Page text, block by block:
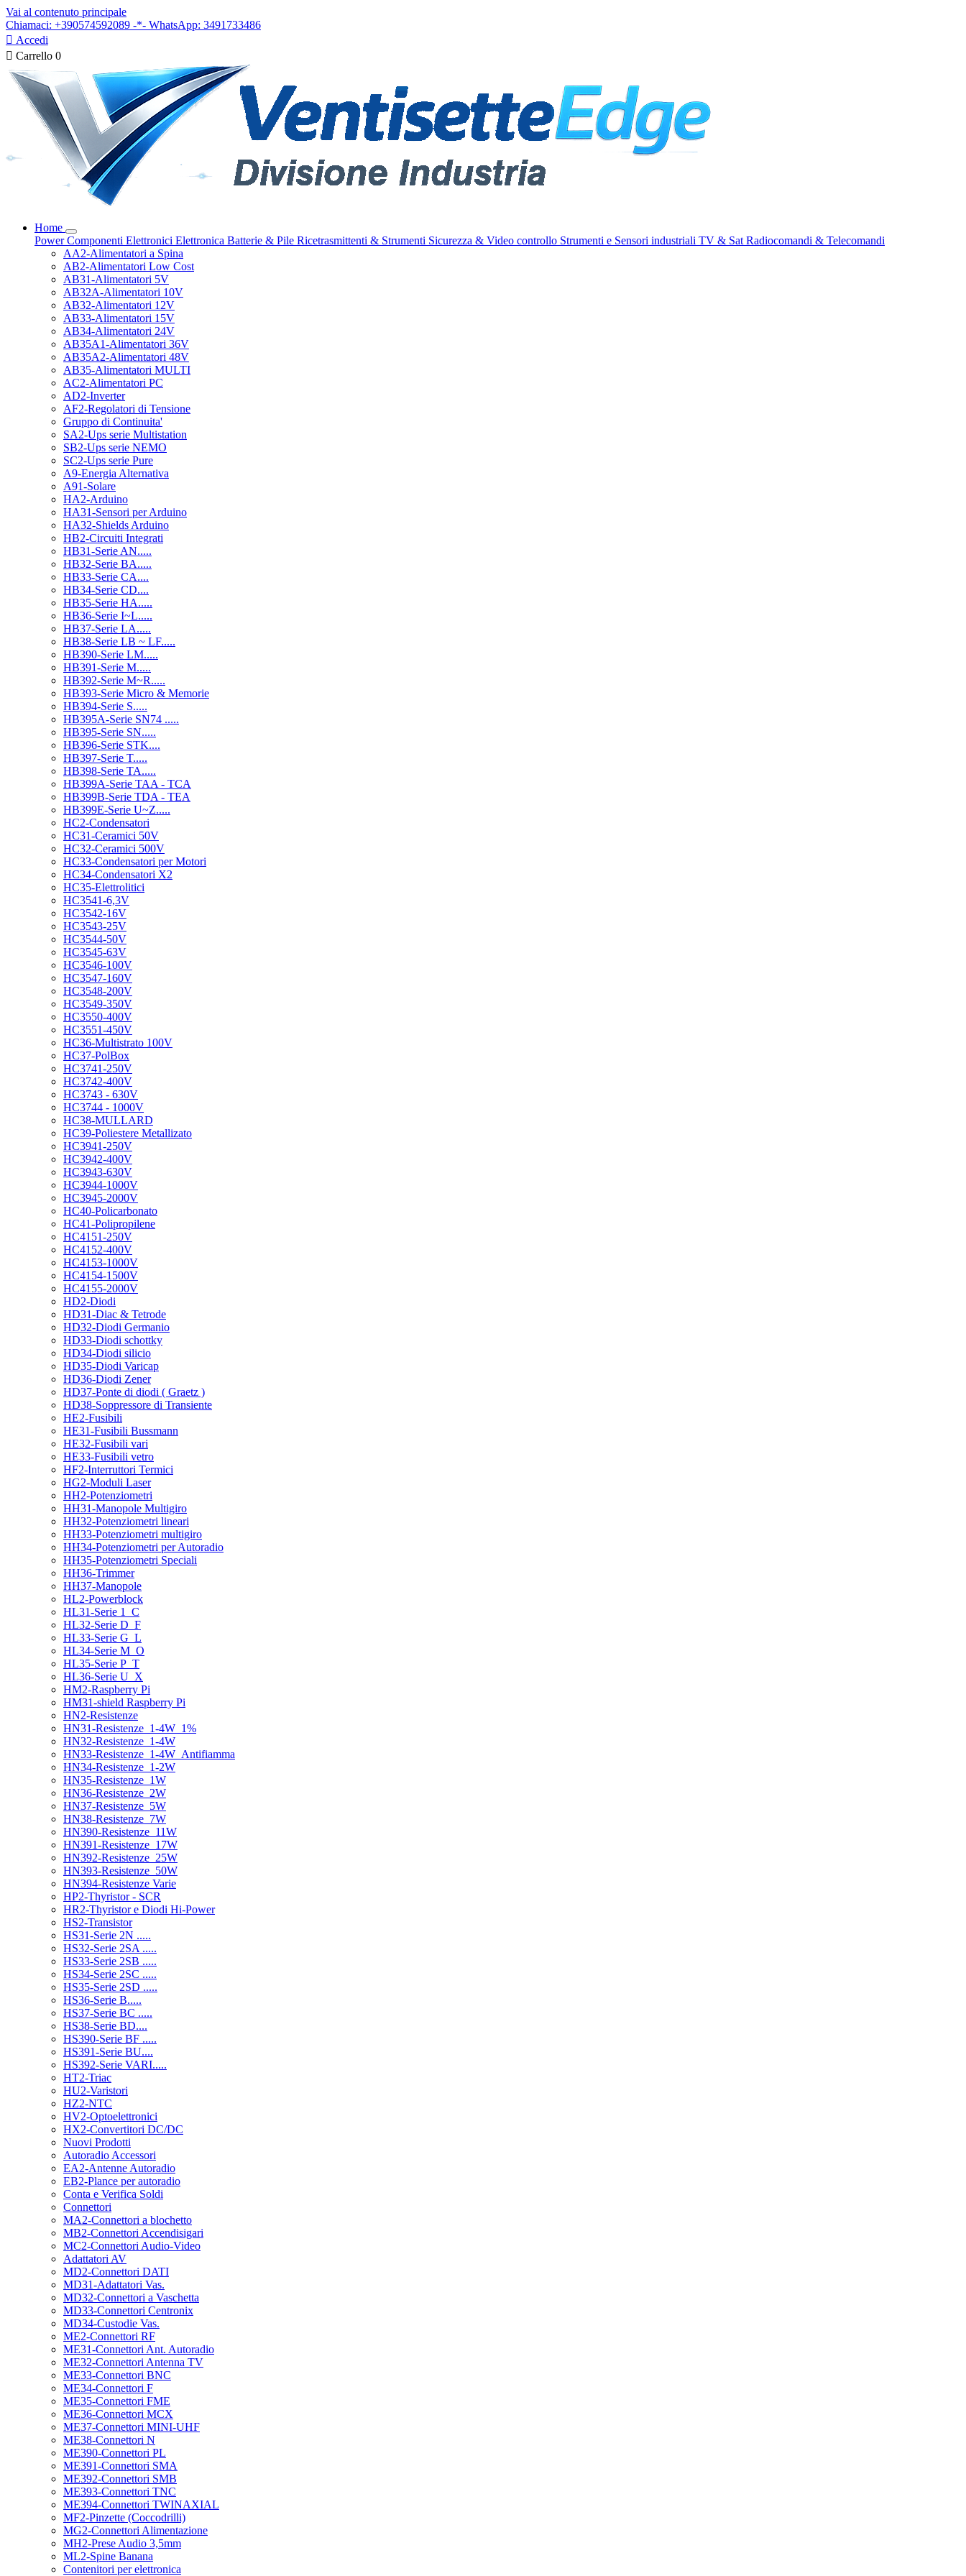
Vai al contenuto principale
Chiamaci: +390574592089 -*- WhatsApp: 3491733486
 Accedi
 Carrello 0
Home
PowerComponenti Elettronici Elettronica Batterie & Pile Ricetrasmittenti & Strumenti Sicurezza & Video controllo Strumenti e Sensori industriali TV & Sat Radiocomandi & Telecomandi
AA2-Alimentatori a Spina
AB2-Alimentatori Low Cost
AB31-Alimentatori 5V
AB32A-Alimentatori 10V
AB32-Alimentatori 12V
AB33-Alimentatori 15V
AB34-Alimentatori 24V
AB35A1-Alimentatori 36V
AB35A2-Alimentatori 48V
AB35-Alimentatori MULTI
AC2-Alimentatori PC
AD2-Inverter
AF2-Regolatori di Tensione
Gruppo di Continuita'
SA2-Ups serie Multistation
SB2-Ups serie NEMO
SC2-Ups serie Pure
A9-Energia Alternativa
A91-Solare
HA2-Arduino
HA31-Sensori per Arduino
HA32-Shields Arduino
HB2-Circuiti Integrati
HB31-Serie AN.....
HB32-Serie BA.....
HB33-Serie CA....
HB34-Serie CD....
HB35-Serie HA.....
HB36-Serie I~L.....
HB37-Serie LA.....
HB38-Serie LB ~ LF.....
HB390-Serie LM.....
HB391-Serie M.....
HB392-Serie M~R.....
HB393-Serie Micro & Memorie
HB394-Serie S.....
HB395A-Serie SN74 .....
HB395-Serie SN.....
HB396-Serie STK....
HB397-Serie T.....
HB398-Serie TA.....
HB399A-Serie TAA - TCA
HB399B-Serie TDA - TEA
HB399E-Serie U~Z.....
HC2-Condensatori
HC31-Ceramici 50V
HC32-Ceramici 500V
HC33-Condensatori per Motori
HC34-Condensatori X2
HC35-Elettrolitici
HC3541-6,3V
HC3542-16V
HC3543-25V
HC3544-50V
HC3545-63V
HC3546-100V
HC3547-160V
HC3548-200V
HC3549-350V
HC3550-400V
HC3551-450V
HC36-Multistrato 100V
HC37-PolBox
HC3741-250V
HC3742-400V
HC3743 - 630V
HC3744 - 1000V
HC38-MULLARD
HC39-Poliestere Metallizato
HC3941-250V
HC3942-400V
HC3943-630V
HC3944-1000V
HC3945-2000V
HC40-Policarbonato
HC41-Polipropilene
HC4151-250V
HC4152-400V
HC4153-1000V
HC4154-1500V
HC4155-2000V
HD2-Diodi
HD31-Diac & Tetrode
HD32-Diodi Germanio
HD33-Diodi schottky
HD34-Diodi silicio
HD35-Diodi Varicap
HD36-Diodi Zener
HD37-Ponte di diodi ( Graetz )
HD38-Soppressore di Transiente
HE2-Fusibili
HE31-Fusibili Bussmann
HE32-Fusibili vari
HE33-Fusibili vetro
HF2-Interruttori Termici
HG2-Moduli Laser
HH2-Potenziometri
HH31-Manopole Multigiro
HH32-Potenziometri lineari
HH33-Potenziometri multigiro
HH34-Potenziometri per Autoradio
HH35-Potenziometri Speciali
HH36-Trimmer
HH37-Manopole
HL2-Powerblock
HL31-Serie 1_C
HL32-Serie D_F
HL33-Serie G_L
HL34-Serie M_O
HL35-Serie P_T
HL36-Serie U_X
HM2-Raspberry Pi
HM31-shield Raspberry Pi
HN2-Resistenze
HN31-Resistenze_1-4W_1%
HN32-Resistenze_1-4W
HN33-Resistenze_1-4W_Antifiamma
HN34-Resistenze_1-2W
HN35-Resistenze_1W
HN36-Resistenze_2W
HN37-Resistenze_5W
HN38-Resistenze_7W
HN390-Resistenze_11W
HN391-Resistenze_17W
HN392-Resistenze_25W
HN393-Resistenze_50W
HN394-Resistenze Varie
HP2-Thyristor - SCR
HR2-Thyristor e Diodi Hi-Power
HS2-Transistor
HS31-Serie 2N .....
HS32-Serie 2SA .....
HS33-Serie 2SB .....
HS34-Serie 2SC .....
HS35-Serie 2SD .....
HS36-Serie B.....
HS37-Serie BC .....
HS38-Serie BD....
HS390-Serie BF .....
HS391-Serie BU....
HS392-Serie VARI.....
HT2-Triac
HU2-Varistori
HZ2-NTC
HV2-Optoelettronici
HX2-Convertitori DC/DC
Nuovi Prodotti
Autoradio Accessori
EA2-Antenne Autoradio
EB2-Plance per autoradio
Conta e Verifica Soldi
Connettori
MA2-Connettori a blochetto
MB2-Connettori Accendisigari
MC2-Connettori Audio-Video
Adattatori AV
MD2-Connettori DATI
MD31-Adattatori Vas.
MD32-Connettori a Vaschetta
MD33-Connettori Centronix
MD34-Custodie Vas.
ME2-Connettori RF
ME31-Connettori Ant. Autoradio
ME32-Connettori Antenna TV
ME33-Connettori BNC
ME34-Connettori F
ME35-Connettori FME
ME36-Connettori MCX
ME37-Connettori MINI-UHF
ME38-Connettori N
ME390-Connettori PL
ME391-Connettori SMA
ME392-Connettori SMB
ME393-Connettori TNC
ME394-Connettori TWINAXIAL
MF2-Pinzette (Coccodrilli)
MG2-Connettori Alimentazione
MH2-Prese Audio 3,5mm
ML2-Spine Banana
Contenitori per elettronica